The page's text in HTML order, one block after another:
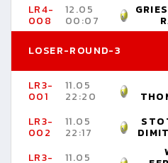
LR4-
008
12.05
00:07
LOSER-ROUND-3
LR3-
001
11.05
22:20
LR3-
002
11.05
22:17
LR3-
11.05